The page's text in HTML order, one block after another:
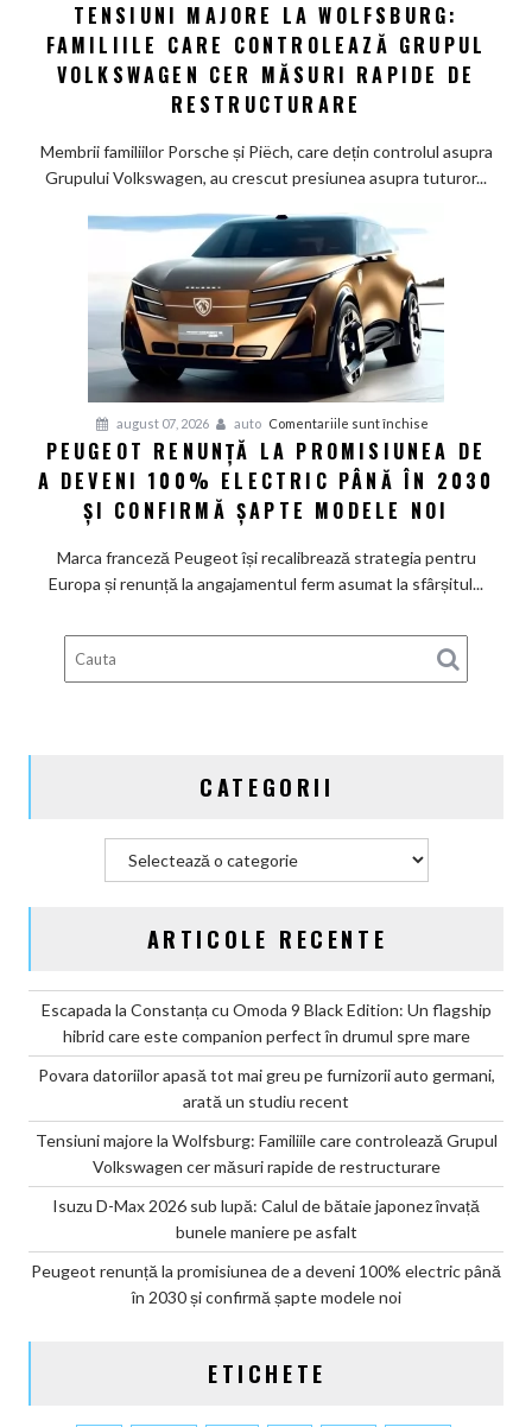
Tensiuni
majore
la
care
măsuri
rapide
de
TENSIUNI MAJORE LA WOLFSBURG:
FAMILIILE CARE CONTROLEAZĂ GRUPUL
VOLKSWAGEN CER MĂSURI RAPIDE DE
RESTRUCTURARE
Membrii familiilor Porsche și Piëch, care dețin controlul asupra
Grupului Volkswagen, au crescut presiunea asupra tuturor...
august 07, 2026 auto Comentariile sunt închise
Peugeot
renunță
la
de
a
electric
până
modele
PEUGEOT RENUNȚĂ LA PROMISIUNEA DE
A DEVENI 100% ELECTRIC PÂNĂ ÎN 2030
ȘI CONFIRMĂ ȘAPTE MODELE NOI
Marca franceză Peugeot își recalibrează strategia pentru
Europa și renunță la angajamentul ferm asumat la sfârșitul...
CATEGORII
ARTICOLE RECENTE
Escapada la Constanța cu Omoda 9 Black Edition: Un flagship
hibrid care este companion perfect în drumul spre mare
Povara datoriilor apasă tot mai greu pe furnizorii auto germani,
arată un studiu recent
Tensiuni majore la Wolfsburg: Familiile care controlează Grupul
Volkswagen cer măsuri rapide de restructurare
Isuzu D-Max 2026 sub lupă: Calul de bătaie japonez învață
bunele maniere pe asfalt
Peugeot renunță la promisiunea de a deveni 100% electric până
în 2030 și confirmă șapte modele noi
ETICHETE